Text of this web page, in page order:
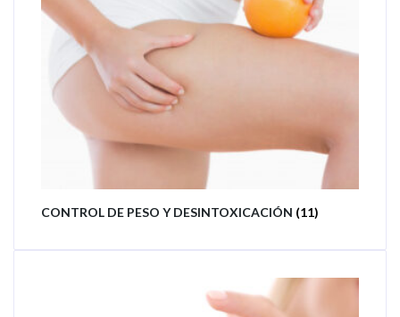
CONTROL DE PESO Y DESINTOXICACIÓN (11)